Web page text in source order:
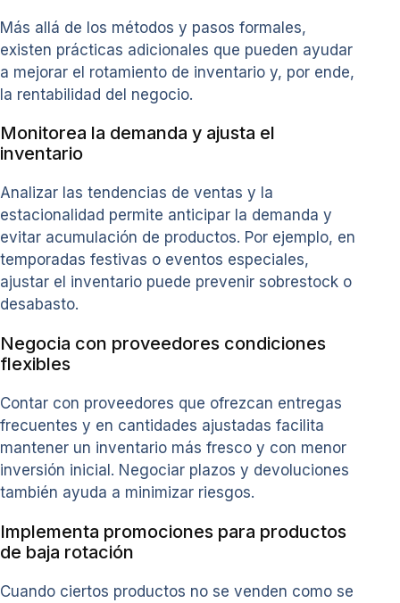
Más allá de los métodos y pasos formales,
existen prácticas adicionales que pueden ayudar
a mejorar el rotamiento de inventario y, por ende,
la rentabilidad del negocio.
Monitorea la demanda y ajusta el
inventario
Analizar las tendencias de ventas y la
estacionalidad permite anticipar la demanda y
evitar acumulación de productos. Por ejemplo, en
temporadas festivas o eventos especiales,
ajustar el inventario puede prevenir sobrestock o
desabasto.
Negocia con proveedores condiciones
flexibles
Contar con proveedores que ofrezcan entregas
frecuentes y en cantidades ajustadas facilita
mantener un inventario más fresco y con menor
inversión inicial. Negociar plazos y devoluciones
también ayuda a minimizar riesgos.
Implementa promociones para productos
de baja rotación
Cuando ciertos productos no se venden como se